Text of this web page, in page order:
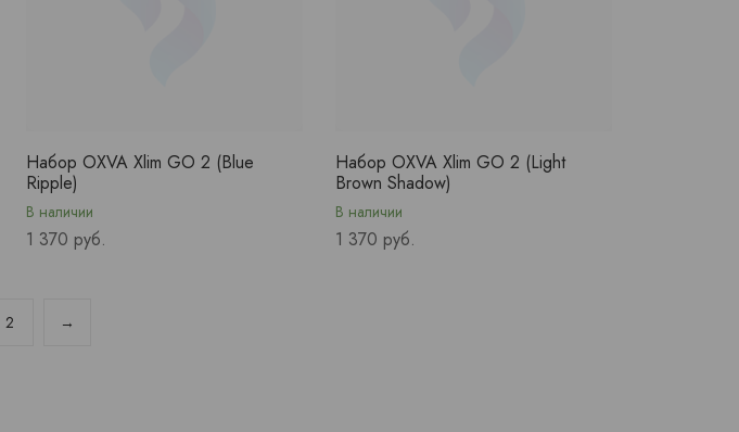
Набор OXVA Xlim GO 2 (Blue
Ripple)
В наличии
Price
1 370 руб.
Набор OXVA Xlim GO 2 (Light
Brown Shadow)
В наличии
Price
1 370 руб.
2 →